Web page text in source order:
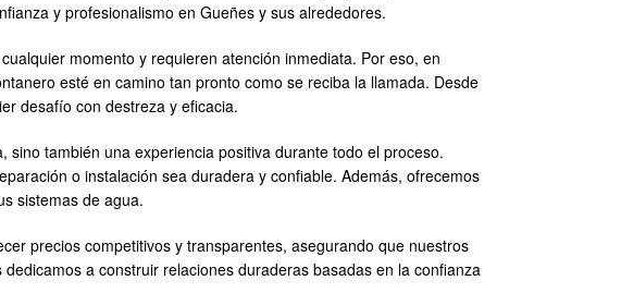
y profesionalismo en Gueñes y sus alrededores.
momento y requieren atención inmediata. Por eso, en
esté en camino tan pronto como se reciba la llamada. Desde
desafío con destreza y eficacia.
también una experiencia positiva durante todo el proceso.
o instalación sea duradera y confiable. Además, ofrecemos
sistemas de agua.
precios competitivos y transparentes, asegurando que nuestros
a construir relaciones duraderas basadas en la confianza